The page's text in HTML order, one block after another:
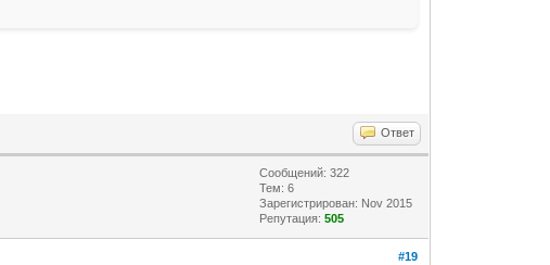
Ответ
Сообщений: 322
Тем: 6
Зарегистрирован: Nov 2015
Репутация:505
#19